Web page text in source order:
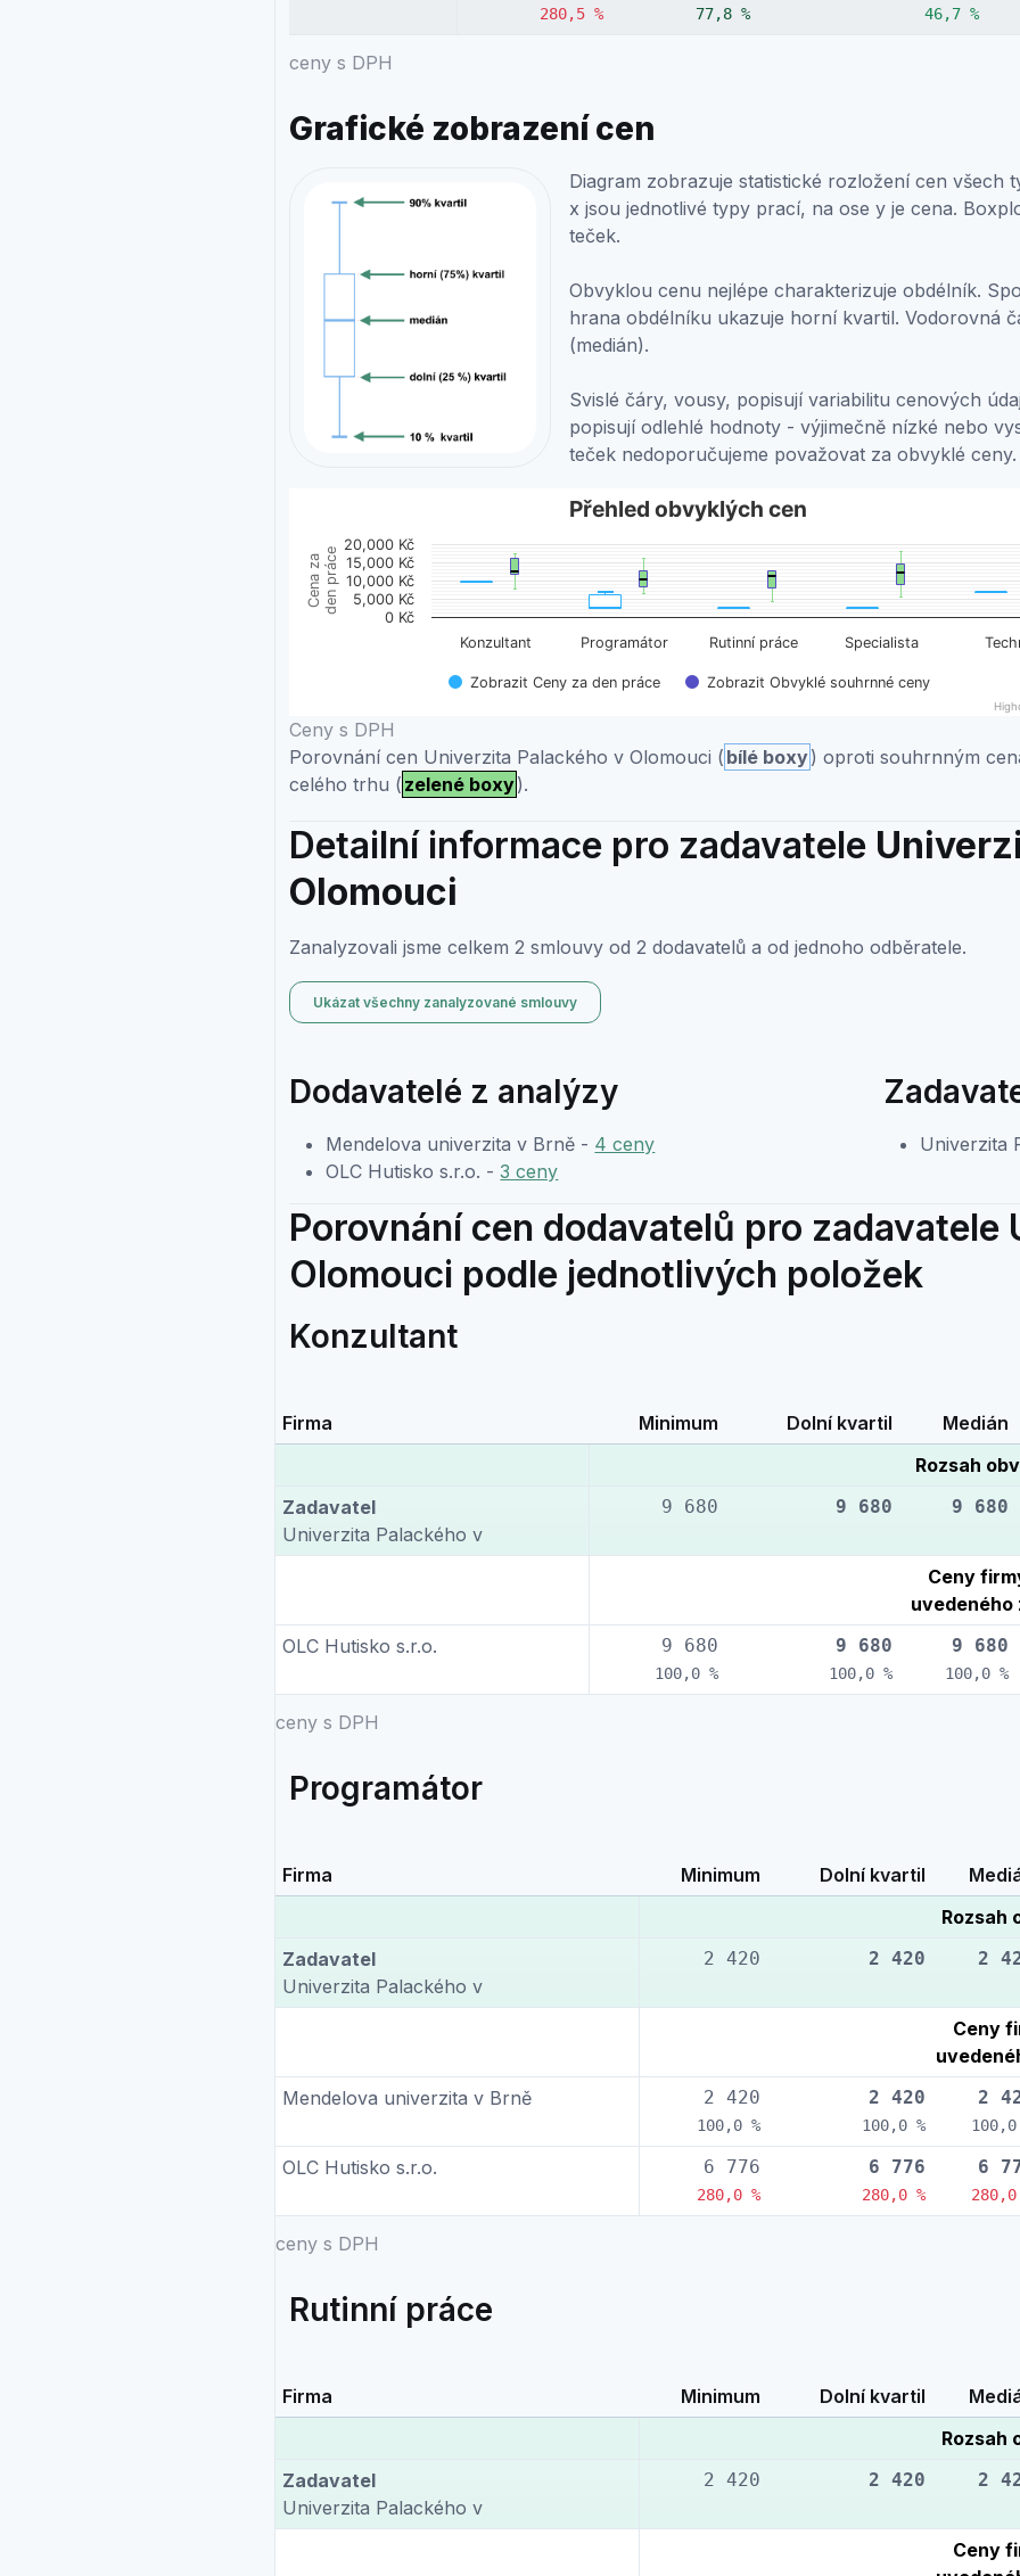
ceny s DPH
280,5 % 77,8 % 46,7 %
Grafické zobrazení cen
Diagram zobrazuje statistické rozložení cen všech
x jsou jednotlivé typy prací, na ose y je cena.
teček.
Obvyklou cenu nejlépe charakterizuje obdélník.
hrana obdélníku ukazuje horní kvartil. Vodorovná
(medián).
Svislé čáry, vousy, popisují variabilitu cenových
popisují odlehlé hodnoty - výjimečně nízké nebo
teček nedoporučujeme považovat za obvyklé ceny.
Přehled obvyklých cen
Boxplot with 2 data series. Box plot charts are typically used to display groups of
View as data table, Přehled obvyklých cen
The chart has 1 X axis displaying categories.
The chart has 1 Y axis displaying Cena za den práce. Data ranges from 968 to
Cena zaden práce
Přehled obvyklých cen
Zobrazit Ceny za den práce Zobrazit Obvyklé souhrnné ceny
Konzultant Programátor Rutinní práce Specialista
0 Kč
5,000 Kč
10,000 Kč
15,000 Kč
20,000 Kč
End of interactive chart.
Ceny s DPH
Porovnání cen Univerzita Palackého v Olomouci ( bílé boxy) oproti souhrnným
celého trhu ( zelené boxy).
Detailní informace pro zadavatele
Olomouci
Zanalyzovali jsme celkem 2 smlouvy od 2 dodavatelů a od jednoho odběratele.
Ukázat všechny zanalyzované smlouvy
Dodavatelé z analýzy
Mendelova univerzita v Brně - 4 ceny
OLC Hutisko s.r.o. -3 ceny
Univerzita
Porovnání cen dodavatelů pro zadavatele
Olomouci podle jednotlivých položek
Konzultant
ceny s DPH
Firma Minimum Dolní kvartil Medián
Rozsah
Zadavatel
Univerzita Palackého v
9 680 9 680 9 680
Ceny
OLC Hutisko s.r.o.
9 680
100,0 %
9 680
100,0 %
9 680
100,0 %
Programátor
ceny s DPH
Firma Minimum Dolní kvartil
Rozsah
Zadavatel
Univerzita Palackého v
2 420 2 420 2
Ceny
Mendelova univerzita v Brně
2 420
100,0 %
2 420
100,0 %
2
100,0
OLC Hutisko s.r.o. 6 776
280,0 %
6 776
280,0 %
6
280,0
Rutinní práce
Firma Minimum Dolní kvartil
Rozsah
Zadavatel
Univerzita Palackého v
2 420 2 420 2
Ceny